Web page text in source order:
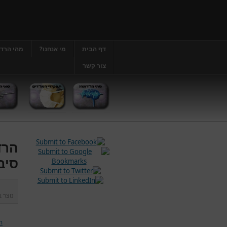
דף הבית מי אנחנו? מהי
צור קשר
נוצר